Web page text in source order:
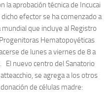
la aprobación técnica de Incucai
efector se ha comenzado a
que incluye al Registro
Hematopoyéticas
de lunes a viernes de 8 a
El nuevo centro del Sanatorio
se agrega a los otros
de células madre: